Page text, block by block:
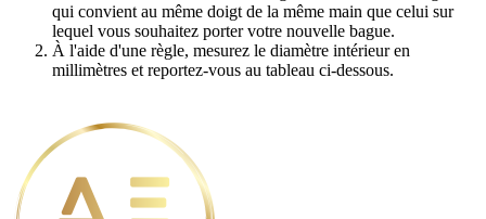
qui convient au même doigt de la même main que celui sur
lequel vous souhaitez porter votre nouvelle bague.
À l'aide d'une règle, mesurez le diamètre intérieur en
millimètres et reportez-vous au tableau ci-dessous.